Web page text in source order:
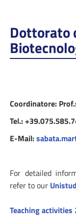
Dottorato
Coordinatore:
Tel.:
E-Mail:
For detailed
refer to our
Teaching activities